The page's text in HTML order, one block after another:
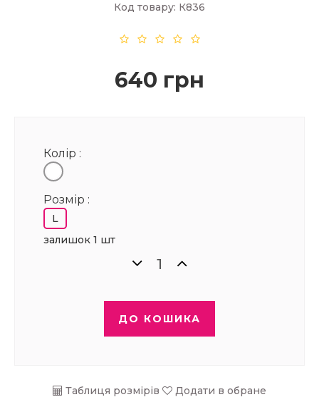
Код товару: К836
640 грн
Колір :
Розмір :
L
залишок 1 шт
ДО КОШИКА
Таблиця розмірів Додати в обране